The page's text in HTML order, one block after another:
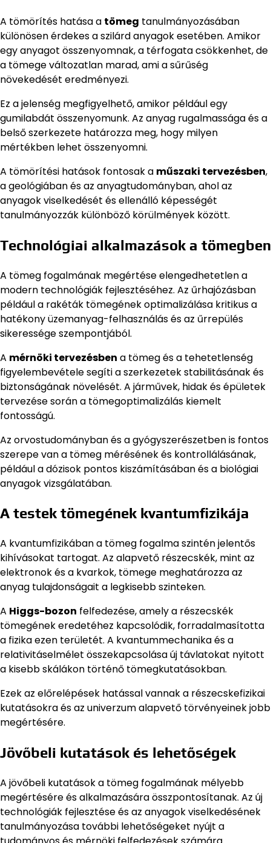
A tömörítés hatása a tömeg tanulmányozásában
különösen érdekes a szilárd anyagok esetében. Amikor
egy anyagot összenyomnak, a térfogata csökkenhet, de
a tömege változatlan marad, ami a sűrűség
növekedését eredményezi.
Ez a jelenség megfigyelhető, amikor például egy
gumilabdát összenyomunk. Az anyag rugalmassága és a
belső szerkezete határozza meg, hogy milyen
mértékben lehet összenyomni.
A tömörítési hatások fontosak a műszaki tervezésben,
a geológiában és az anyagtudományban, ahol az
anyagok viselkedését és ellenálló képességét
tanulmányozzák különböző körülmények között.
Technológiai alkalmazások a tömegben
A tömeg fogalmának megértése elengedhetetlen a
modern technológiák fejlesztéséhez. Az űrhajózásban
például a rakéták tömegének optimalizálása kritikus a
hatékony üzemanyag-felhasználás és az űrrepülés
sikeressége szempontjából.
A mérnöki tervezésben a tömeg és a tehetetlenség
figyelembevétele segíti a szerkezetek stabilitásának és
biztonságának növelését. A járművek, hidak és épületek
tervezése során a tömegoptimalizálás kiemelt
fontosságú.
Az orvostudományban és a gyógyszerészetben is fontos
szerepe van a tömeg mérésének és kontrollálásának,
például a dózisok pontos kiszámításában és a biológiai
anyagok vizsgálatában.
A testek tömegének kvantumfizikája
A kvantumfizikában a tömeg fogalma szintén jelentős
kihívásokat tartogat. Az alapvető részecskék, mint az
elektronok és a kvarkok, tömege meghatározza az
anyag tulajdonságait a legkisebb szinteken.
A Higgs-bozon felfedezése, amely a részecskék
tömegének eredetéhez kapcsolódik, forradalmasította
a fizika ezen területét. A kvantummechanika és a
relativitáselmélet összekapcsolása új távlatokat nyitott
a kisebb skálákon történő tömegkutatásokban.
Ezek az előrelépések hatással vannak a részecskefizikai
kutatásokra és az univerzum alapvető törvényeinek jobb
megértésére.
Jövőbeli kutatások és lehetőségek
A jövőbeli kutatások a tömeg fogalmának mélyebb
megértésére és alkalmazására összpontosítanak. Az új
technológiák fejlesztése és az anyagok viselkedésének
tanulmányozása további lehetőségeket nyújt a